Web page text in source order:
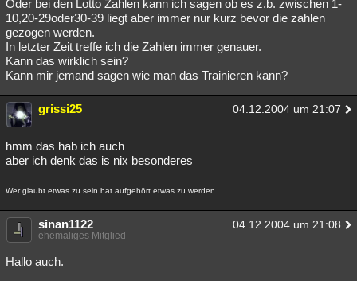
Musik Clash Verbesserungen
Übersichten
Besucht Teilgenommen Alle Neue Geschlossen
Lesenswert
Oder bei den Lotto Zahlen kann ich sagen ob es z.b. zwischen 1-
10,20-29oder30-39 liegt aber immer nur kurz bevor die zahlen
gezogen werden.
In letzter Zeit treffe ich die Zahlen immer genauer.
Kann das wirklich sein?
Kann mir jemand sagen wie man das Trainieren kann?
grissi25 04.12.2004 um 21:07
hmm das hab ich auch
aber ich denk das is nix besonderes
Wer glaubt etwas zu sein hat aufgehört etwas zu werden
sinan1122 04.12.2004 um 21:08
ehemaliges Mitglied
Hallo auch.